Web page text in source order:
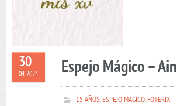
30
04 2024 Espejo Mágico – Ain
15 AÑOS,ESPEJO MAGICO,FOTERIX